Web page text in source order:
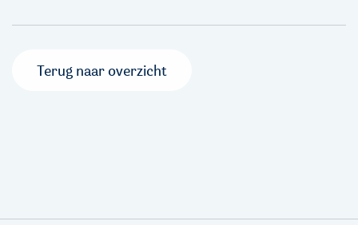
Terug naar overzicht